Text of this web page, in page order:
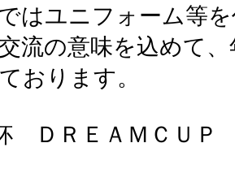
はユニフォーム等
流の意味を込めて
おります。
ＤＲＥＡＭＣＵＰ